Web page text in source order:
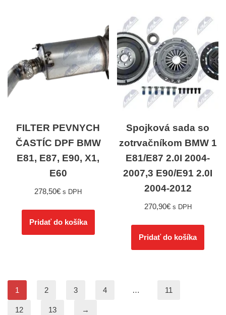
FILTER PEVNYCH
ČASTÍC DPF BMW
E81, E87, E90, X1,
E60
278,50€ s DPH
Pridať do košíka
Spojková sada so
zotrvačníkom BMW 1
E81/E87 2.0I 2004-
2007,3 E90/E91 2.0I
2004-2012
270,90€ s DPH
Pridať do košíka
1 2 3 4 … 11
12 13 →